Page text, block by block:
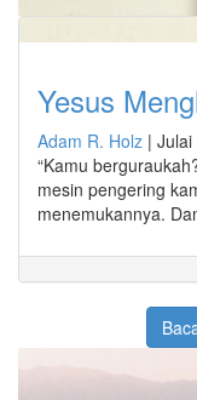
Yesus
Adam R. Holz | Julai
“Kamu
mesin pengering
menemukannya.